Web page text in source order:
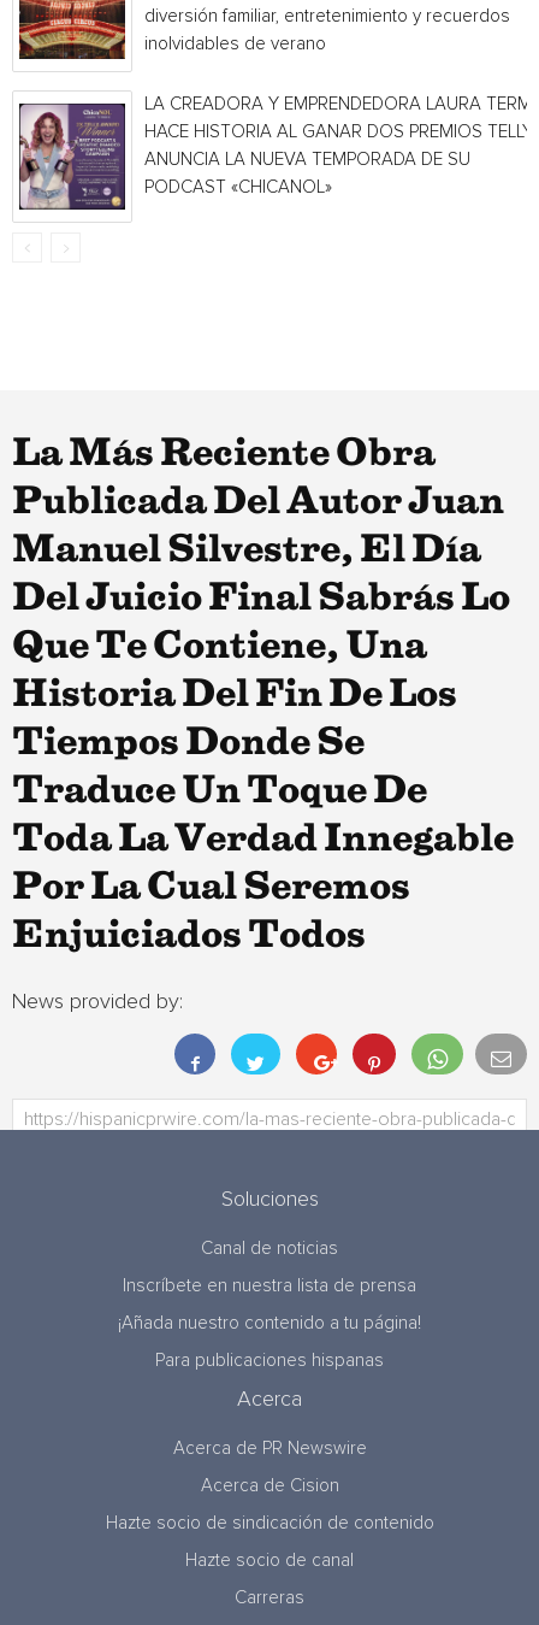
diversión familiar, entretenimiento y recuerdos
inolvidables de verano
LA CREADORA Y EMPRENDEDORA LAURA
HACE HISTORIA AL GANAR DOS PREMIOS TELLY
ANUNCIA LA NUEVA TEMPORADA DE SU
PODCAST «CHICANOL»
La Más Reciente Obra
Publicada Del Autor Juan
Manuel Silvestre, El Día
Del Juicio Final Sabrás Lo
Que Te Contiene, Una
Historia Del Fin De Los
Tiempos Donde Se
Traduce Un Toque De
Toda La Verdad Innegable
Por La Cual Seremos
Enjuiciados Todos
News provided by:
Soluciones
Canal de noticias
Inscríbete en nuestra lista de prensa
¡Añada nuestro contenido a tu página!
Para publicaciones hispanas
Acerca
Acerca de PR Newswire
Acerca de Cision
Hazte socio de sindicación de contenido
Hazte socio de canal
Carreras